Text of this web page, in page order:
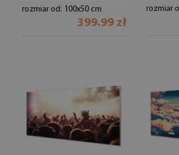
rozmiar od: 100x50 cm
399.99 zł
rozmiar